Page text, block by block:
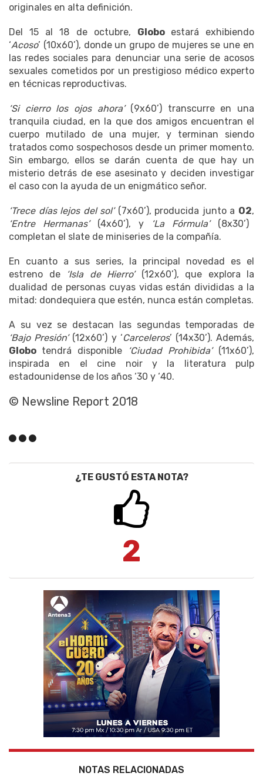
originales en alta definición.
Del 15 al 18 de octubre, Globo estará exhibiendo
‘Acoso’ (10x60’), donde un grupo de mujeres se une en
las redes sociales para denunciar una serie de acosos
sexuales cometidos por un prestigioso médico experto
en técnicas reproductivas.
‘Si cierro los ojos ahora’ (9x60’) transcurre en una
tranquila ciudad, en la que dos amigos encuentran el
cuerpo mutilado de una mujer, y terminan siendo
tratados como sospechosos desde un primer momento.
Sin embargo, ellos se darán cuenta de que hay un
misterio detrás de ese asesinato y deciden investigar
el caso con la ayuda de un enigmático señor.
‘Trece días lejos del sol’(7x60’), producida junto a O2,
‘Entre Hermanas’(4x60’), y ‘La Fórmula’(8x30’)
completan el slate de miniseries de la compañía.
En cuanto a sus series, la principal novedad es el
estreno de‘Isla de Hierro’ (12x60’), que explora la
dualidad de personas cuyas vidas están divididas a la
mitad: dondequiera que estén, nunca están completas.
A su vez se destacan las segundas temporadas de
‘Bajo Presión’(12x60’) y ‘Carceleros’ (14x30’). Además,
Globo tendrá disponible ‘Ciudad Prohibida’ (11x60’),
inspirada en el cine noir y la literatura pulp
estadounidense de los años ‘30 y ‘40.
© Newsline Report 2018
¿TE GUSTÓ ESTA NOTA?
2
NOTAS RELACIONADAS